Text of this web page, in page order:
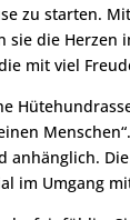
zu starten.
sie die
mit viel
anhänglich.
im Umgang